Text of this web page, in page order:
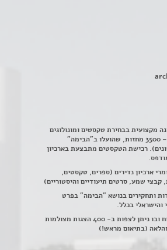
מקצועית בבחירת טקסטים ומונולוגים
(מתוך למעלה מ – 3500 מחזות, שהועלו ב"הבימה"
רכישת הטקסטים מתבצעת בארכיון
ארכיון נדירים (ספרים, טקסטים,
קבצי שמע, סרטים תיעודיים והיסטוריים)
ותחקירים בנושא "הבימה" בפרט
והישראלי בכלל.
חדר הצפייה מרווח ובו ניתן לצפות ב- 400 הצגות מצולמות
(בתיאום מראש!)